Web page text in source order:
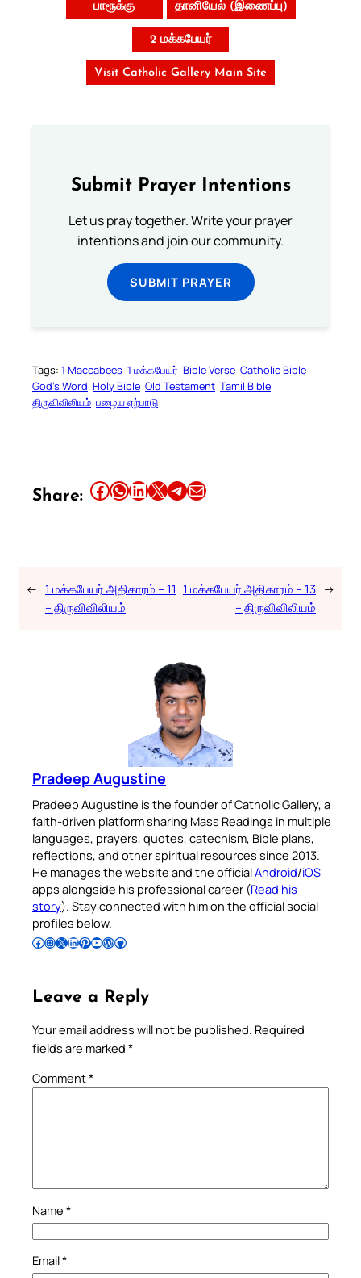
பாரூக்கு தானியேல் (இணைப்பு)
2 மக்கபேயர்
Visit Catholic Gallery Main Site
Submit Prayer Intentions
Let us pray together. Write your prayer
intentions and join our community.
SUBMIT PRAYER
Tags: 1 Maccabees 1 மக்கபேயர் Bible Verse Catholic Bible
God’s Word Holy Bible Old Testament Tamil Bible
திருவிவிலியம் பழைய ஏற்பாடு
Share: Share this article on Facebook Share this article on WhatsApp Share this article on LinkedIn Share this article on X Share this article on TelegramEmail this Article
← 1 மக்கபேயர் அதிகாரம் – 11
– திருவிவிலியம்
1 மக்கபேயர் அதிகாரம் – 13
– திருவிவிலியம்
→
Pradeep Augustine
Pradeep Augustine is the founder of Catholic Gallery, a
faith-driven platform sharing Mass Readings in multiple
languages, prayers, quotes, catechism, Bible plans,
reflections, and other spiritual resources since 2013.
He manages the website and the officialAndroid/iOS
apps alongside his professional career (Read his
story). Stay connected with him on the official social
profiles below.
Follow Pradeep on Facebook Follow Pradeep on InstagramFollow Pradeep on X Follow Pradeep on LinkedIn Follow Pradeep on Pinterest Subscribe to Pradeep’s Youtube Channel Follow Pradeep on WordPress Follow Pradeep on GitHub
Leave a Reply
Your email address will not be published. Required
fields are marked *
Comment*
Name *
Email*